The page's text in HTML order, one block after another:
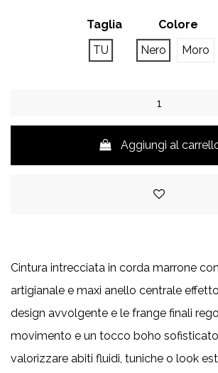
Taglia
TU
Colore
Nero
Moro
Aggiungi al
Cintura intrecciata in corda marrone
artigianale e maxi anello centrale
design avvolgente e le frange finali
movimento e un tocco boho
valorizzare abiti fluidi, tuniche o look